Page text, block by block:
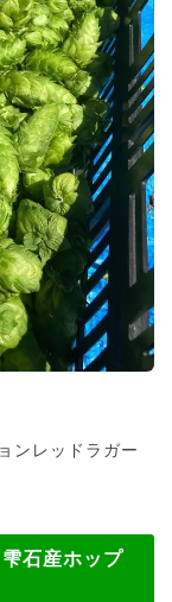
ンレッドラガー
石産ホップ